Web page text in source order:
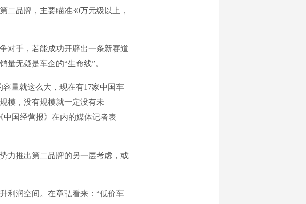
二品牌，主要瞄准30万元级以上，
手，若能成功开辟出一条新赛道
无疑是车企的“生命线”。
量就这么大，现在有17家中国车
模，没有规模就一定没有未
国经营报》在内的媒体记者表
推出第二品牌的另一层考虑，或
润空间。在章弘看来：“低价车